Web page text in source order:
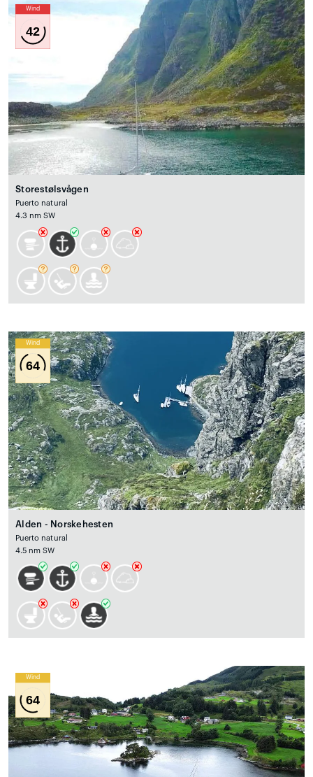
Wind
42
Storestølsvågen
Puerto natural
4.3 nm SW
Wind
64
Alden - Norskehesten
Puerto natural
4.5 nm SW
Wind
64